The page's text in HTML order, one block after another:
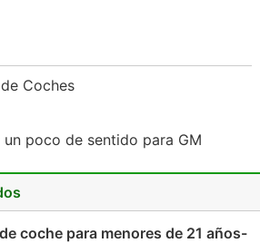
Coches
poco de sentido para GM
coche para menores de 21 años-